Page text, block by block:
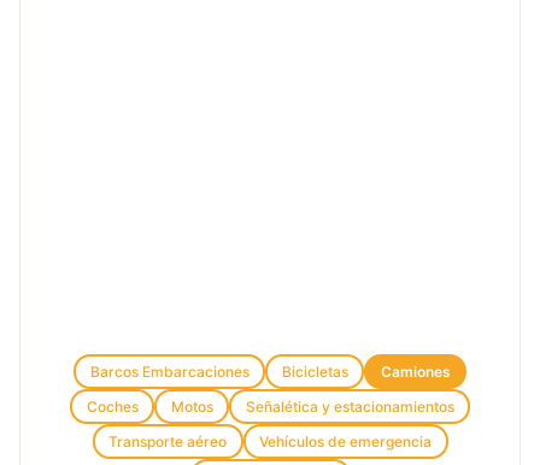
Barcos Embarcaciones Bicicletas
Camiones
Coches
Motos
Señalética y estacionamientos
Transporte aéreo
Vehículos de emergencia